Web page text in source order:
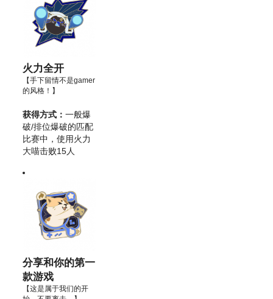
火力全开
【手下留情不是gamer
的风格！】
获得方式：一般爆
破/排位爆破的匹配
比赛中，使用火力
大喵击败15人
分享和你的第一
款游戏
【这是属于我们的开